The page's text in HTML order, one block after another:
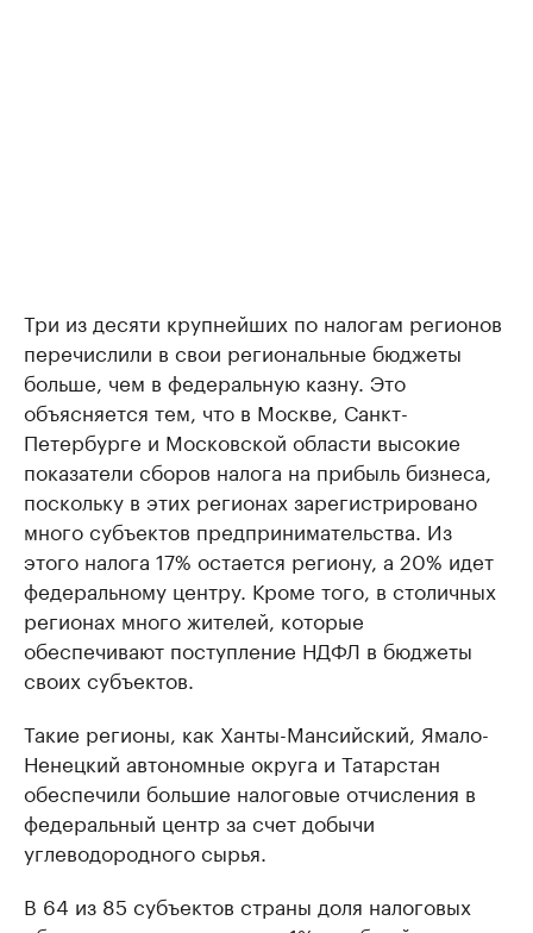
Три из десяти крупнейших по налогам регионов
перечислили в свои региональные бюджеты
больше, чем в федеральную казну. Это
объясняется тем, что в Москве, Санкт-
Петербурге и Московской области высокие
показатели сборов налога на прибыль бизнеса,
поскольку в этих регионах зарегистрировано
много субъектов предпринимательства. Из
этого налога 17% остается региону, а 20% идет
федеральному центру. Кроме того, в столичных
регионах много жителей, которые
обеспечивают поступление НДФЛ в бюджеты
своих субъектов.
Такие регионы, как Ханты-Мансийский, Ямало-
Ненецкий автономные округа и Татарстан
обеспечили большие налоговые отчисления в
федеральный центр за счет добычи
углеводородного сырья.
В 64 из 85 субъектов страны доля налоговых